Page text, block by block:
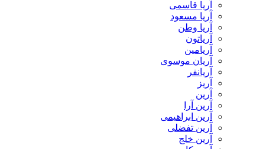
آریا قاسمی
آریا مسعود
آریا وطن
آریاتون
آریامین
آریان موسوی
آریانفر
آریز
آرین
آرین آرا
آرین ابراهیمی
آرین تفضلی
آرین خلج